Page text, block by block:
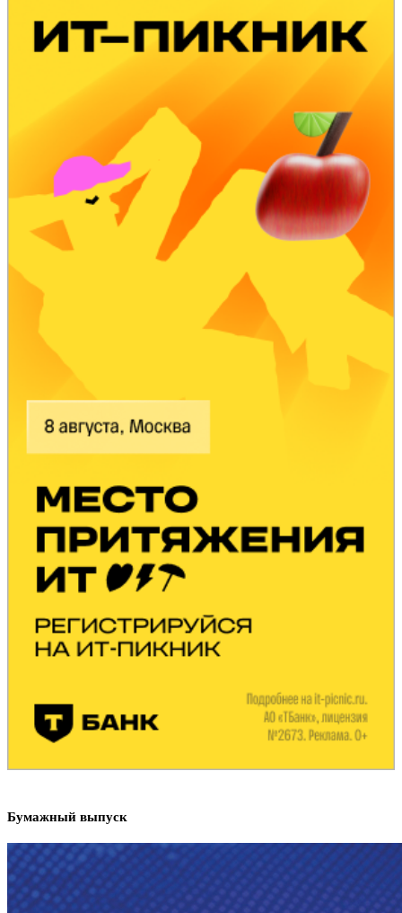
Бумажный выпуск